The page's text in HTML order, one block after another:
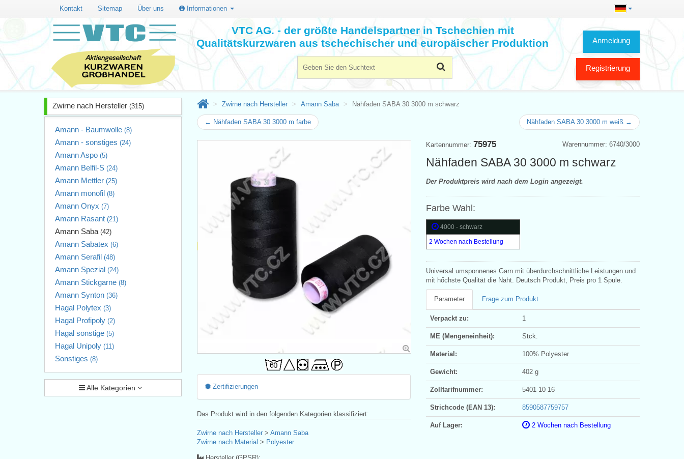
Kontakt Sitemap Über uns Informationen
Anmeldung
Registrierung
VTC AG. - der größte Handelspartner in Tschechien mit
Qualitätskurzwaren aus tschechischer und europäischer Produktion
Zwirne nach Hersteller (315)
Amann - Baumwolle (8)
Amann - sonstiges (24)
Amann Aspo (5)
Amann Belfil-S (24)
Amann Mettler (25)
Amann monofil (8)
Amann Onyx (7)
Amann Rasant (21)
Amann Saba (42)
Amann Sabatex (6)
Amann Serafil (48)
Amann Spezial (24)
Amann Stickgarne (8)
Amann Synton (36)
Hagal Polytex (3)
Hagal Profipoly (2)
Hagal sonstige (5)
Hagal Unipoly (11)
Sonstiges (8)
Alle Kategorien
Zwirne nach Hersteller Amann Saba Nähfaden SABA 30 3000 m schwarz
← Nähfaden SABA 30 3000 m farbe Nähfaden SABA 30 3000 m weiß →
Warennummer: 6740/3000
Kartennummer: 75975
Nähfaden SABA 30 3000 m schwarz
Der Produktpreis wird nach dem Login angezeigt.
Farbe Wahl:
4000 - schwarz
2 Wochen nach Bestellung
Universal umsponnenes Garn mit überdurchschnittliche Leistungen und
mit hőchste Qualität die Naht. Deutsch Produkt, Preis pro 1 Spule.
Parameter Frage zum Produkt
Verpackt zu: 1
ME (Mengeneinheit): Stck.
Material: 100% Polyester
Gewicht: 402 g
Zolltarifnummer: 5401 10 16
Strichcode (EAN 13): 8590587759757
Auf Lager: 2 Wochen nach Bestellung
Zertifizierungen
Das Produkt wird in den folgenden Kategorien klassifiziert:
Zwirne nach Hersteller > Amann Saba
Zwirne nach Material > Polyester
Hersteller (GPSR):